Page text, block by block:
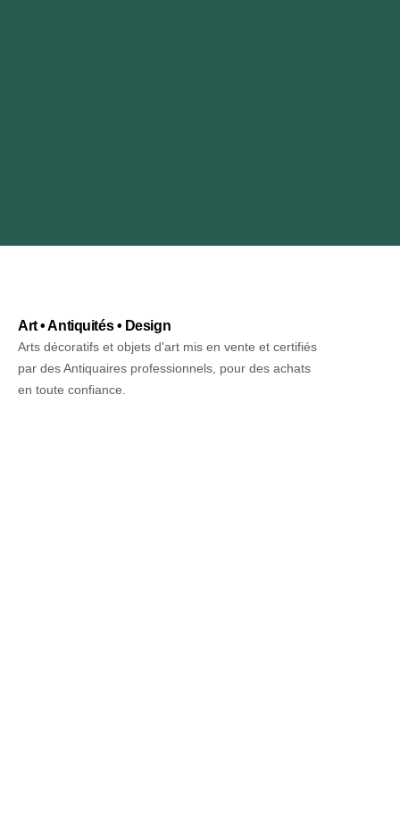
Art • Antiquités • Design
Arts décoratifs et objets d'art mis en vente et certifiés
par des Antiquaires professionnels, pour des achats
en toute confiance.